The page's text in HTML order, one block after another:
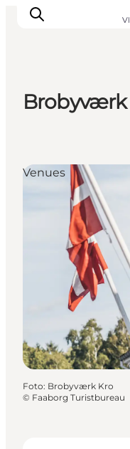
Oplevelser
Øhop
Outdoor
Det sker
Brobyværk
Venues
Foto: Brobyværk Kro
© Faaborg Turistbureau